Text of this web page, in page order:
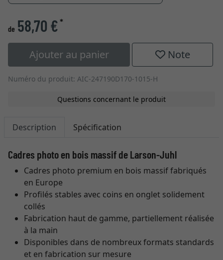
de 58,70 €*
Ajouter au panier Note
Numéro du produit: AIC-247190D170-1015-H
Questions concernant le produit
Description Spécification
Cadres photo en bois massif de Larson-Juhl
Cadres photo premium en bois massif fabriqués
en Europe
Profilés stables avec coins en onglet solidement
collés
Fabrication haut de gamme, partiellement réalisée
à la main
Disponibles dans de nombreux formats standards
et en fabrication sur mesure